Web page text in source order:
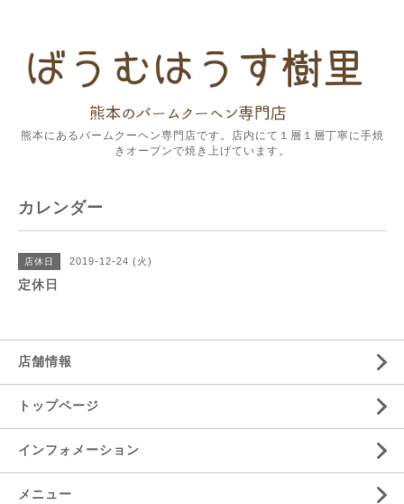
熊本にあるバームクーヘン専門店です。店内にて１層１層丁寧に手焼
きオーブンで焼き上げています。
カレンダー
店休日 2019-12-24 (火)
定休日
店舗情報
トップページ
インフォメーション
メニュー